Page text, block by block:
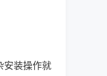
安装操作就